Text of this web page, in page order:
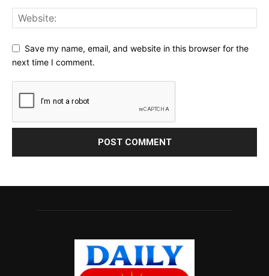
Save my name, email, and website in this browser for the
next time I comment.